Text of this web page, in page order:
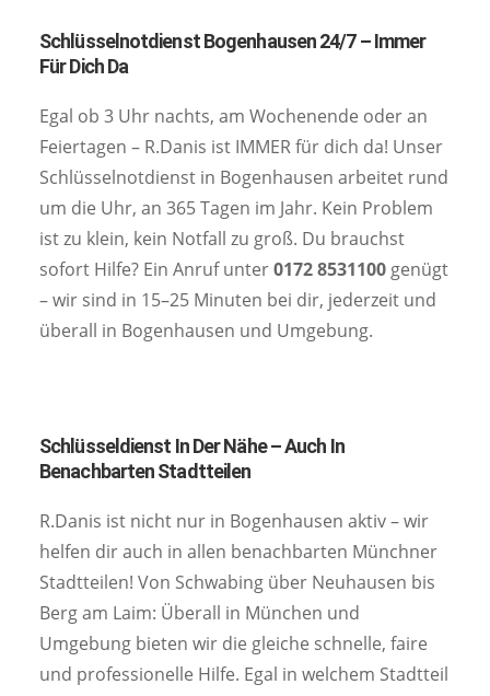
Schlüsselnotdienst Bogenhausen 24/7 – Immer
Für Dich Da
Egal ob 3 Uhr nachts, am Wochenende oder an
Feiertagen – R.Danis ist IMMER für dich da! Unser
Schlüsselnotdienst in Bogenhausen arbeitet rund
um die Uhr, an 365 Tagen im Jahr. Kein Problem
ist zu klein, kein Notfall zu groß. Du brauchst
sofort Hilfe? Ein Anruf unter0172 8531100 genügt
– wir sind in 15–25 Minuten bei dir, jederzeit und
überall in Bogenhausen und Umgebung.
Schlüsseldienst In Der Nähe – Auch In
Benachbarten Stadtteilen
R.Danis ist nicht nur in Bogenhausen aktiv – wir
helfen dir auch in allen benachbarten Münchner
Stadtteilen! Von Schwabing über Neuhausen bis
Berg am Laim: Überall in München und
Umgebung bieten wir die gleiche schnelle, faire
und professionelle Hilfe. Egal in welchem Stadtteil